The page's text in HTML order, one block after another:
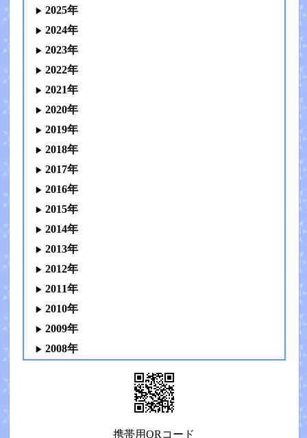
2025年
2024年
2023年
2022年
2021年
2020年
2019年
2018年
2017年
2016年
2015年
2014年
2013年
2012年
2011年
2010年
2009年
2008年
携帯用QRコード